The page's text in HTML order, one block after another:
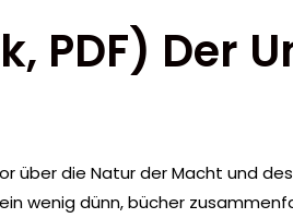
PDF) Der
über die Natur der Macht und
wenig dünn, bücher